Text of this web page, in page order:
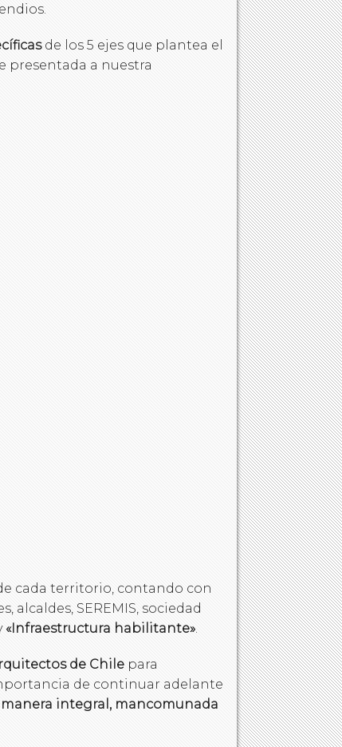
de los 5 ejes que plantea el
presentada a nuestra
cada territorio, contando con
SEREMIS, sociedad
«Infraestructura habilitante».
de Chile para
de continuar adelante
manera integral, mancomunada